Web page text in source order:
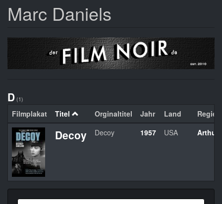
Marc Daniels
D (1)
Filmplakat Titel Orginaltitel Jahr Land Regie
Decoy Decoy 1957 USA Arthur